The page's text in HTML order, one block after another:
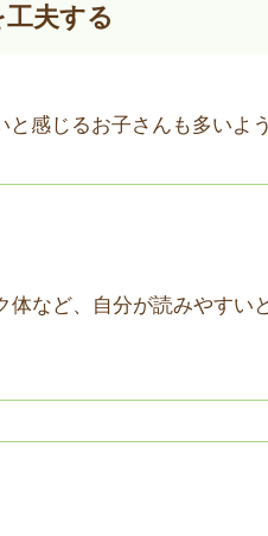
夫する
感じるお子さんも多いよう
など、自分が読みやすい